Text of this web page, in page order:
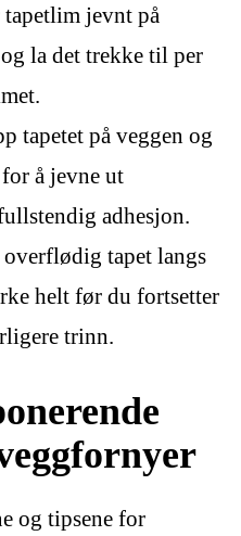
tapetlim jevnt på
la det trekke til per
tapetet på veggen og
å jevne ut
adhesjon.
tapet langs
helt før du fortsetter
trinn.
og tipsene for